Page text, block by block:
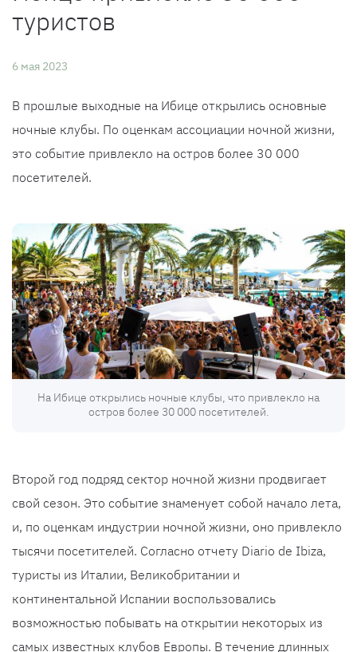
туристов
6 мая 2023
В прошлые выходные на Ибице открылись основные
ночные клубы. По оценкам ассоциации ночной жизни,
это событие привлекло на остров более 30 000
посетителей.
На Ибице открылись ночные клубы, что привлекло на
остров более 30 000 посетителей.
Второй год подряд сектор ночной жизни продвигает
свой сезон. Это событие знаменует собой начало лета,
и, по оценкам индустрии ночной жизни, оно привлекло
тысячи посетителей. Согласно отчету Diario de Ibiza,
туристы из Италии, Великобритании и
континентальной Испании воспользовались
возможностью побывать на открытии некоторых из
самых известных клубов Европы. В течение длинных